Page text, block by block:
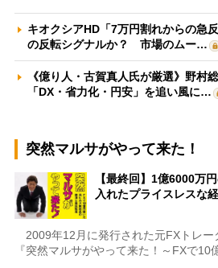
キオクシアHD「7万円割れからの急
の反転シグナルか？ 市場のムー…
《億り人・古賀真人氏が厳選》野村
「DX・省力化・円安」を追い風に…
突然マルサがやって来た！
【最終回】1億6000万
入れたプライスレスな
2009年12月に発行された元FXトレー
『突然マルサがやって来た！～FXで10